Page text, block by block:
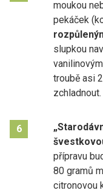
moukou
pekáček
slupkou
troubě asi
zchladnout.
6
přípravu
80 gramů
citronovou